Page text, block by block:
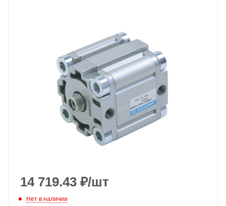
14 719.43 ₽/шт
Нет в наличии